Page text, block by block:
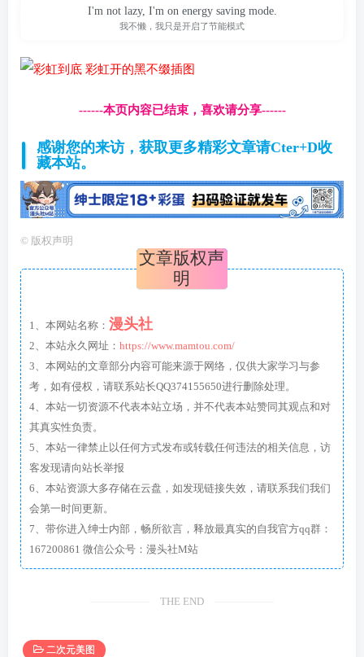
I'm not lazy, I'm on energy saving mode.
我不懒，我只是开启了节能模式
------本页内容已结束，喜欢请分享------
感谢您的来访，获取更多精彩文章请Cter+D收
藏本站。
© 版权声明
文章版权声
明
1、本网站名称： 漫头社
2、本站永久网址： https://www.mamtou.com/
3、本网站的文章部分内容可能来源于网络，仅供大家学习与参
考，如有侵权，请联系站长QQ374155650进行删除处理。
4、本站一切资源不代表本站立场，并不代表本站赞同其观点和对
其真实性负责。
5、本站一律禁止以任何方式发布或转载任何违法的相关信息，访
客发现请向站长举报
6、本站资源大多存储在云盘，如发现链接失效，请联系我们我们
会第一时间更新。
7、带你进入绅士内部，畅所欲言，释放最真实的自我官方qq群：
167200861 微信公众号：漫头社M站
THE END
二次元美图